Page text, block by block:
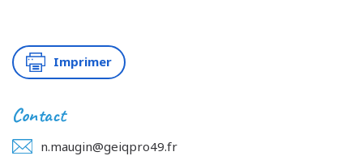
Imprimer
Contact
n.maugin@geiqpro49.fr